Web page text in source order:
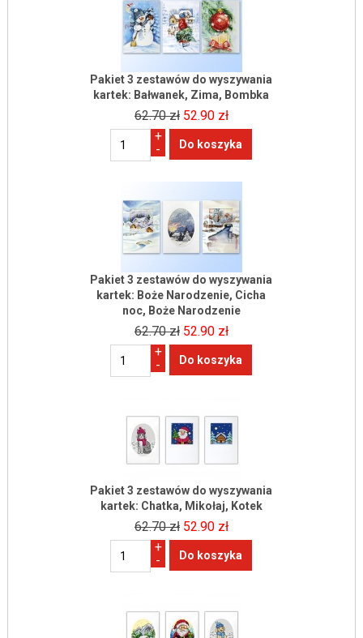
Pakiet 3 zestawów do wyszywania
kartek: Bałwanek, Zima, Bombka
62.70 zł 52.90 zł
+
-
Pakiet 3 zestawów do wyszywania
kartek: Boże Narodzenie, Cicha
noc, Boże Narodzenie
62.70 zł 52.90 zł
+
-
Pakiet 3 zestawów do wyszywania
kartek: Chatka, Mikołaj, Kotek
62.70 zł 52.90 zł
+
-